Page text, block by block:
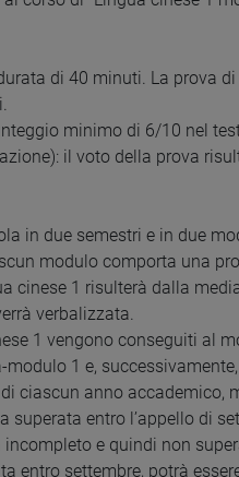
di 40 minuti. La prova
minimo di 6/10 nel
il voto della prova
in due semestri e in due
modulo comporta una
cinese 1 risulterà dalla
verbalizzata.
1 vengono conseguiti al
1 e,
ciascun anno
entro l’appello di
e quindi non
entro settembre, potrà